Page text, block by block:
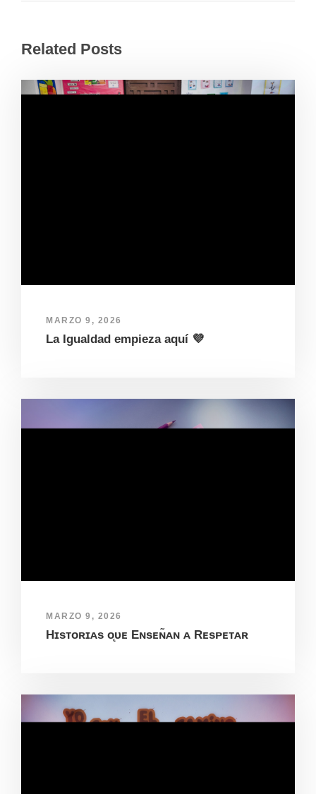
Related Posts
MARZO 9, 2026
La Igualdad empieza aquí 💜
MARZO 9, 2026
Hɪsᴛᴏʀɪᴀs ᴏ̨ᴜᴇ Eɴsᴇɴ̃ᴀɴ ᴀ Rᴇsᴘᴇᴛᴀʀ